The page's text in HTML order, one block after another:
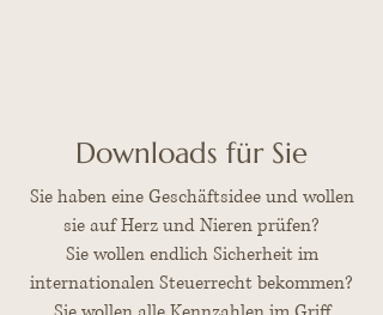
Downloads für Sie
Sie haben eine Geschäftsidee und wollen
sie auf Herz und Nieren prüfen?
Sie wollen endlich Sicherheit im
internationalen Steuerrecht bekommen?